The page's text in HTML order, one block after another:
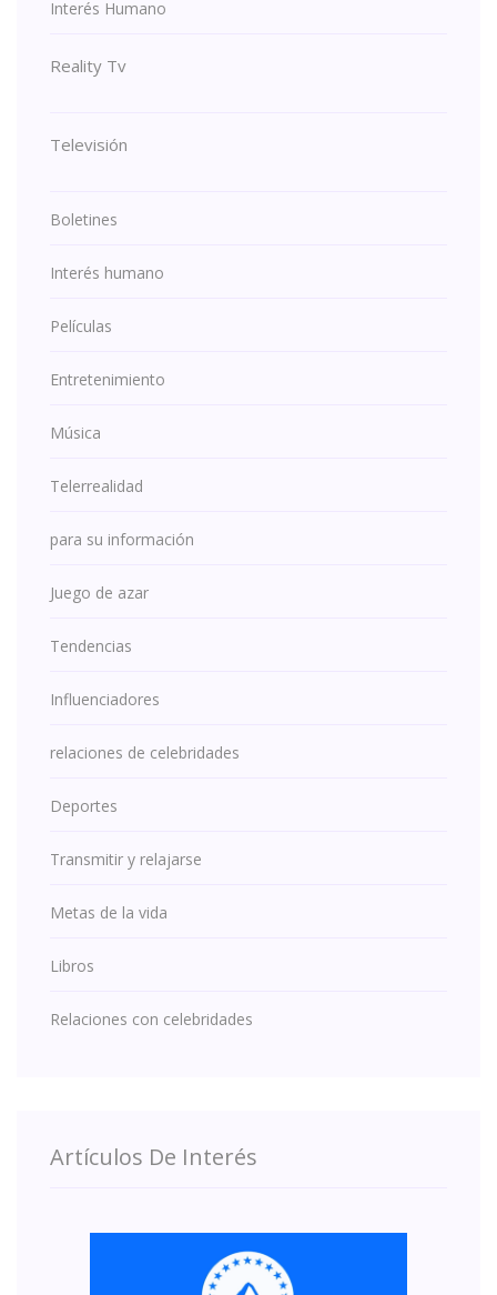
Interés Humano
Reality Tv
Televisión
Boletines
Interés humano
Películas
Entretenimiento
Música
Telerrealidad
para su información
Juego de azar
Tendencias
Influenciadores
relaciones de celebridades
Deportes
Transmitir y relajarse
Metas de la vida
Libros
Relaciones con celebridades
Artículos De Interés